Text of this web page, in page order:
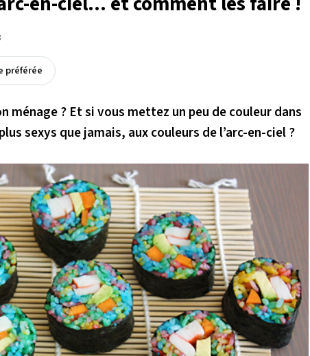
préférée
ménage ? Et si vous mettez un peu de couleur dans
sexys que jamais, aux couleurs de l’arc-en-ciel ?